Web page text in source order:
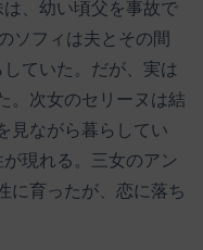
、幼い頃父を事故で
ソフィは夫とその間
ていた。だが、実は
。次女のセリーヌは結
見ながら暮らしてい
現れる。三女のアン
に育ったが、恋に落ち